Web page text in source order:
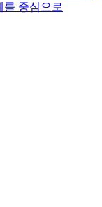
를 중심으로